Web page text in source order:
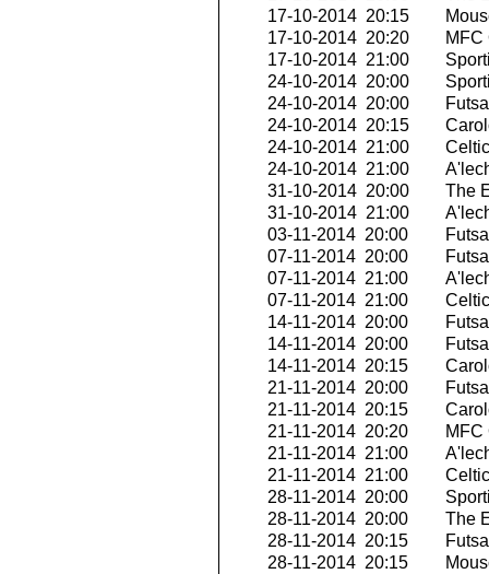
17-10-2014 20:15
17-10-2014 20:20
MFC
17-10-2014 21:00
24-10-2014 20:00
24-10-2014 20:00
24-10-2014 20:15
24-10-2014 21:00
24-10-2014 21:00
31-10-2014 20:00
The
31-10-2014 21:00
03-11-2014 20:00
07-11-2014 20:00
07-11-2014 21:00
07-11-2014 21:00
14-11-2014 20:00
14-11-2014 20:00
14-11-2014 20:15
21-11-2014 20:00
21-11-2014 20:15
21-11-2014 20:20
MFC
21-11-2014 21:00
21-11-2014 21:00
28-11-2014 20:00
28-11-2014 20:00
The
28-11-2014 20:15
28-11-2014 20:15